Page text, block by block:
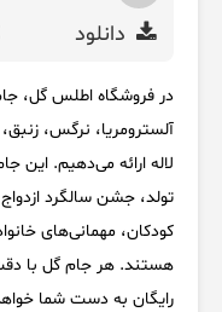
دانلود
در فروشگاه اطلس گل،
آلسترومریا، نرگس،
لاله ارائه می‌دهیم.
تولد، جشن سالگرد
کودکان، مهمانی‌های
هستند. هر جام گل با
رایگان به دست شما